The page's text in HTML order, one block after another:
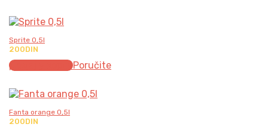
Sprite 0,5l
200DIN
Додај у корпуPoručite
Fanta orange 0,5l
200DIN